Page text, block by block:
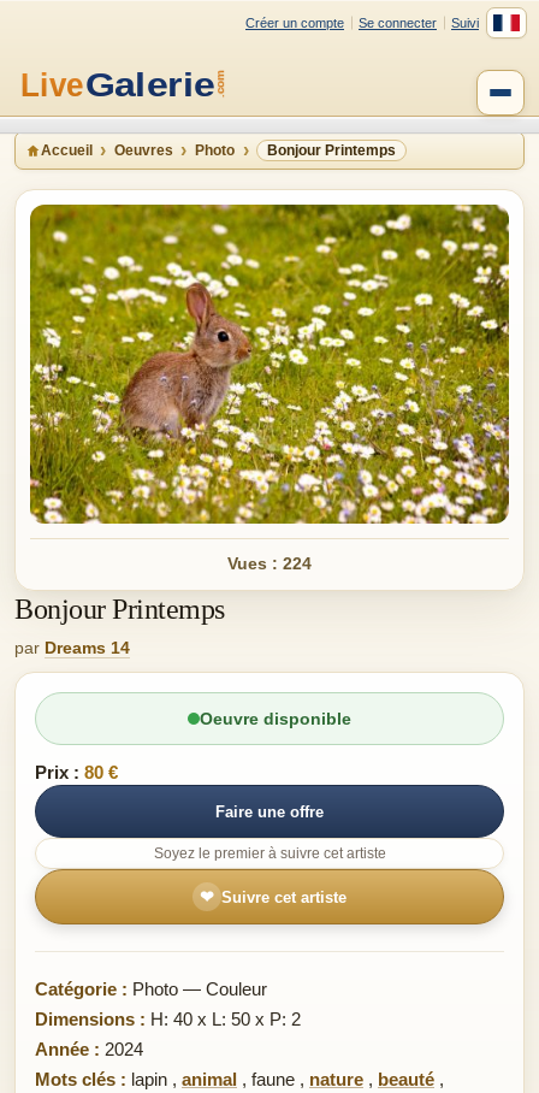
Créer un compte Se connecter Suivi
Accueil Oeuvres Photo Bonjour Printemps
Vues : 224
Bonjour Printemps
par Dreams 14
Oeuvre disponible
Prix : 80 €
Faire une offre
Soyez le premier à suivre cet artiste
❤ Suivre cet artiste
Catégorie : Photo — Couleur
Dimensions : H: 40 x L: 50 x P: 2
Année : 2024
Mots clés : lapin , animal , faune , nature , beauté ,